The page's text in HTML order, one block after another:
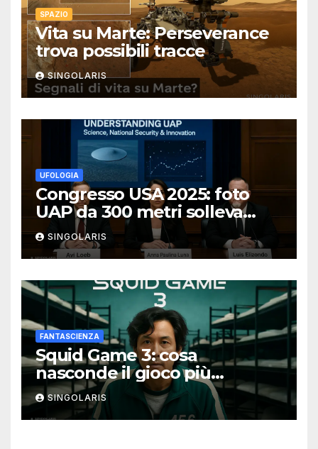
SPAZIO
Vita su Marte: Perseverance
trova possibili tracce
SINGOLARIS
UFOLOGIA
Congresso USA 2025: foto
UAP da 300 metri solleva
polemiche
SINGOLARIS
FANTASCIENZA
Squid Game 3: cosa
nasconde il gioco più
spietato della serie
SINGOLARIS